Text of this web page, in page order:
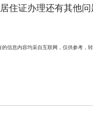
住证办理还有其他问
的信息内容均采自互联网，仅供参考，